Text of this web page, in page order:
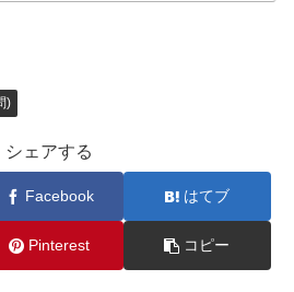
)
シェアする
Facebook はてブ
Pinterest コピー